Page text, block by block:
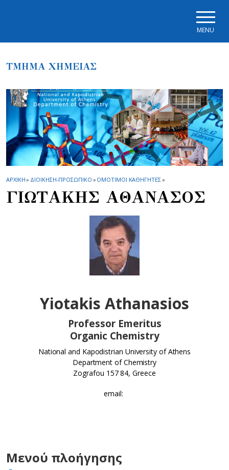
MENU
ΤΜΗΜΑ ΧΗΜΕΙΑΣ
ΑΡΧΙΚΗ» ΔΙΟΙΚΗΣΗ-ΠΡΟΣΩΠΙΚΟ » ΟΜΟΤΙΜΟΙ ΚΑΘΗΓΗΤΕΣ»
ΓΙΩΤΑΚΗΣ ΑΘΑΝΑΣΟΣ
Yiotakis Athanasios
Professor Emeritus
Organic Chemistry
National and Kapodistrian University of Athens
Department of Chemistry
Zografou 157 84, Greece
email:
Μενού πλοήγησης